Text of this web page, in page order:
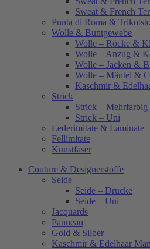
Sweat & French
Punta di Roma &
Wolle & Buntgewebe
Wolle – Röcke &
Wolle – Anzug &
Wolle – Jacken &
Wolle – Mäntel &
Kaschmir &
Strick
Strick – Mehrfarbig
Strick – Uni
Lederimitate & Laminate
Fellimitate
Kunstfaser
Couture & Designerstoffe
Seide
Seide – Drucke
Seide – Uni
Jacquards
Panneau
Gold & Silber
Kaschmir & Edelhaar